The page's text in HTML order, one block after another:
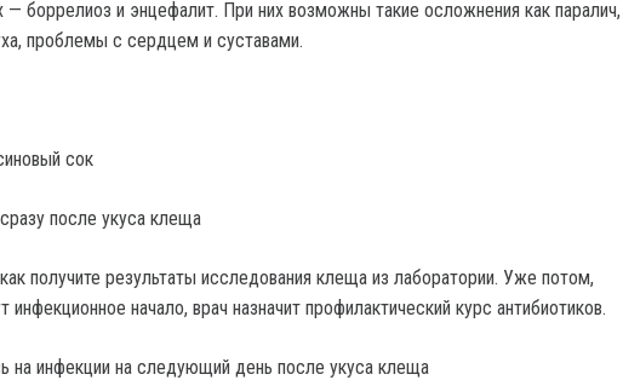
— боррелиоз и энцефалит. При них возможны такие осложнения как паралич,
проблемы с сердцем и суставами.
сок
после укуса клеща
получите результаты исследования клеща из лаборатории. Уже потом,
начало, врач назначит профилактический курс антибиотиков.
на инфекции на следующий день после укуса клеща